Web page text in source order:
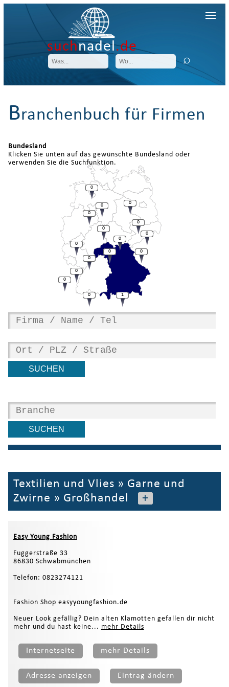
suchnadel.de
Branchenbuch für Firmen
Bundesland
Klicken Sie unten auf das gewünschte Bundesland oder
verwenden Sie die Suchfunktion.
0
0
0
0
0
0
0
0
0
0
0
0
0
0
0
1
Textilien und Vlies » Garne und
Zwirne » Großhandel +
Easy Young Fashion
Fuggerstraße 33
86830 Schwabmünchen
Telefon: 0823274121
Fashion Shop easyyoungfashion.de
Neuer Look gefällig? Dein alten Klamotten gefallen dir nicht
mehr und du hast keine... mehr Details
Internetseite mehr Details
Adresse anzeigen Eintrag ändern